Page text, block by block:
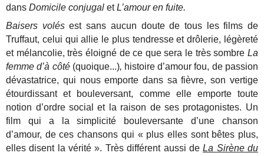
dansDomicile conjugal etL’amour en fuite.
Baisers volésest sans aucun doute de tous les films de
Truffaut, celui qui allie le plus tendresse et drôlerie, légèreté
et mélancolie, très éloigné de ce que sera le très sombre La
femme d’à côté (quoique...), histoire d’amour fou, de passion
dévastatrice, qui nous emporte dans sa fièvre, son vertige
étourdissant et bouleversant, comme elle emporte toute
notion d’ordre social et la raison de ses protagonistes. Un
film qui a la simplicité bouleversante d’une chanson
d’amour, de ces chansons qui « plus elles sont bêtes plus,
elles disent la vérité ». Très différent aussi deLa Sirène du